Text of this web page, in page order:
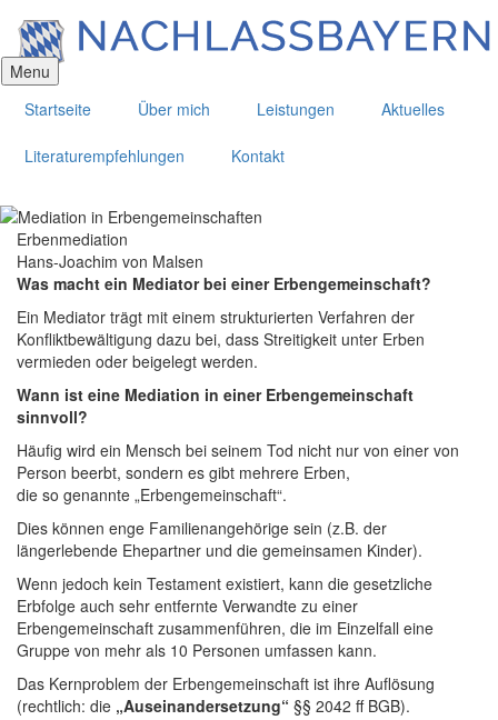
zum
Inhalt
Menu
Startseite
Über mich Leistungen Aktuelles
Literaturempfehlungen Kontakt
Erbenmediation
Hans-Joachim von Malsen
Was macht ein Mediator bei einer Erbengemeinschaft?
Ein Mediator trägt mit einem strukturierten Verfahren der
Konfliktbewältigung dazu bei, dass Streitigkeit unter Erben
vermieden oder beigelegt werden.
Wann ist eine Mediation in einer Erbengemeinschaft
sinnvoll?
Häufig wird ein Mensch bei seinem Tod nicht nur von einer von
Person beerbt, sondern es gibt mehrere Erben,
die so genannte „Erbengemeinschaft“.
Dies können enge Familienangehörige sein (z.B. der
längerlebende Ehepartner und die gemeinsamen Kinder).
Wenn jedoch kein Testament existiert, kann die gesetzliche
Erbfolge auch sehr entfernte Verwandte zu einer
Erbengemeinschaft zusammenführen, die im Einzelfall eine
Gruppe von mehr als 10 Personen umfassen kann.
Das Kernproblem der Erbengemeinschaft ist ihre Auflösung
(rechtlich: die „Auseinandersetzung“ §§ 2042 ff BGB).